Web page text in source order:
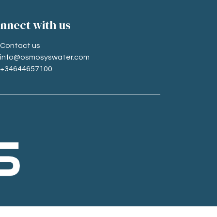
with us
Contact us
info@osmosyswater.com
+34644657100